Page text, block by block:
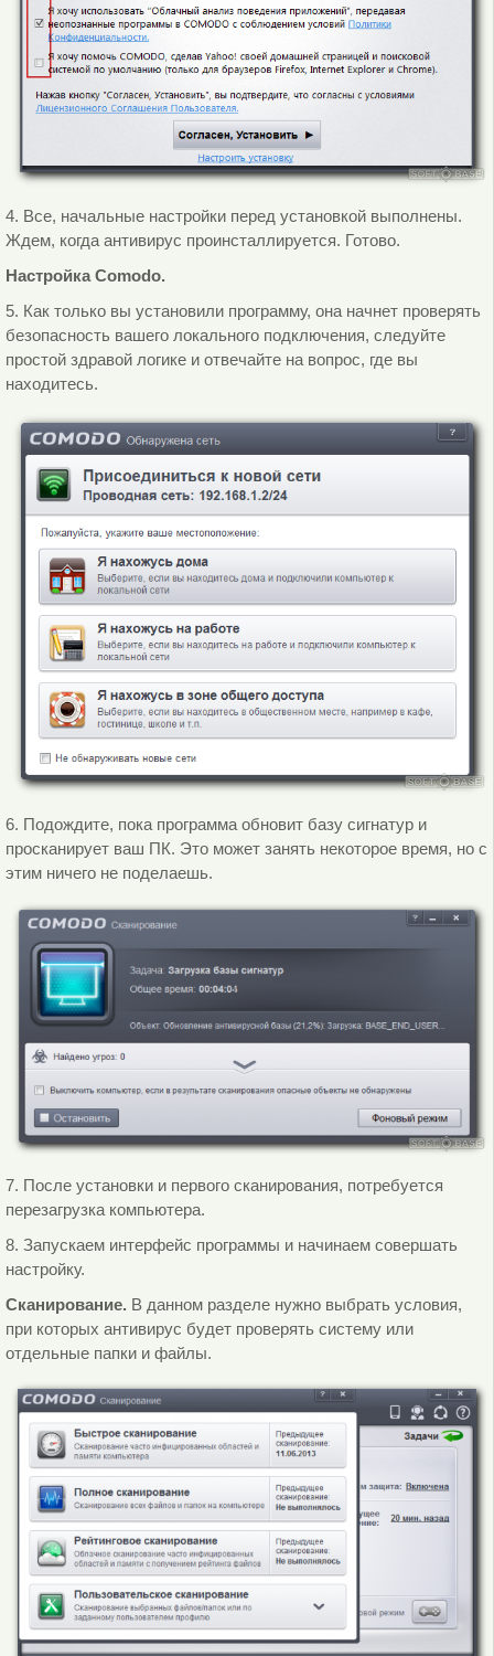
4. Все, начальные настройки перед установкой выполнены.
Ждем, когда антивирус проинсталлируется. Готово.
Настройка Comodo.
5. Как только вы установили программу, она начнет проверять
безопасность вашего локального подключения, следуйте
простой здравой логике и отвечайте на вопрос, где вы
находитесь.
6. Подождите, пока программа обновит базу сигнатур и
просканирует ваш ПК. Это может занять некоторое время, но с
этим ничего не поделаешь.
7. После установки и первого сканирования, потребуется
перезагрузка компьютера.
8. Запускаем интерфейс программы и начинаем совершать
настройку.
Сканирование. В данном разделе нужно выбрать условия,
при которых антивирус будет проверять систему или
отдельные папки и файлы.